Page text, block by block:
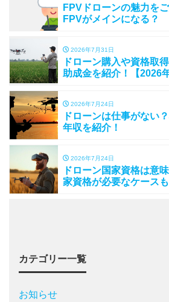
FPVドローンの魅力を
FPVがメインになる？
2026年7月31日
ドローン購入や資格取
助成金を紹介！【2026
2026年7月24日
ドローンは仕事がない
年収を紹介！
2026年7月24日
ドローン国家資格は意
家資格が必要なケース
カテゴリー一覧
お知らせ